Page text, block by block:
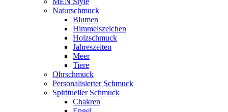
Naturschmuck
Blumen
Himmelszeichen
Holzschmuck
Jahreszeiten
Meer
Tiere
Ohrschmuck
Personalisierter Schmuck
Spiritueller Schmuck
Chakren